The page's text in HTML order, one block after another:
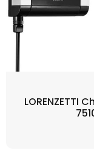
LORENZETTI